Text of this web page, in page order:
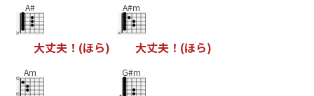
A#
大丈夫！ (ほら)
A#m
大丈夫！ (ほら)
Am G#m